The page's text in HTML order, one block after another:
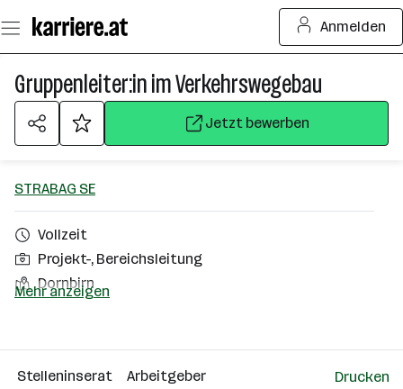
Seiteninhalt
springen
Anmelden
Gruppenleiter:in im Verkehrswegebau
Jetzt bewerben
STRABAG SE
Vollzeit
Projekt-, Bereichsleitung
Dornbirn
10000+ Mitarbeiter*innen
Mehr anzeigen
Stelleninserat Arbeitgeber Drucken